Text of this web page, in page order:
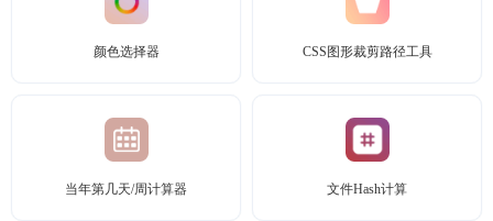
颜色选择器 CSS图形裁剪路径工具
当年第几天/周计算器 文件Hash计算